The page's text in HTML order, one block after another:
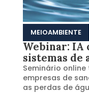
MEIOAMBIENTE
Webinar: IA
sistemas de
Seminário
empresas de
as perdas de